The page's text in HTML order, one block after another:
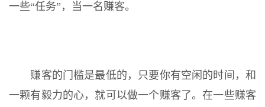
一些“任务”，当一名赚客。
赚客的门槛是最低的，只要你有空闲的时间，和
一颗有毅力的心，就可以做一个赚客了。在一些赚客